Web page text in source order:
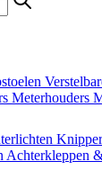
Meterhouders
Achterkleppen